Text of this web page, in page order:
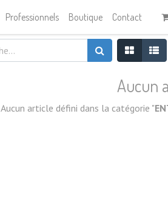
Professionnels Boutique Contact
Aucun
Aucun article défini dans la catégorie "